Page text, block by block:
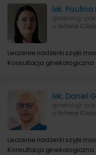
lek. Paulina
ginekolog-
w Intima Clinic
Leczenie nadżerki szyjki
Konsultacja ginekologiczna
lek. Daniel
ginekolog-
w Intima Clinic
Leczenie nadżerki szyjki
Konsultacja ginekologiczna